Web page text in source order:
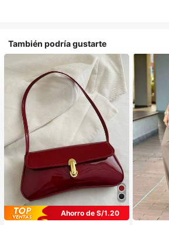
También podría gustarte
Ahorro de S/1.20
#1 Más